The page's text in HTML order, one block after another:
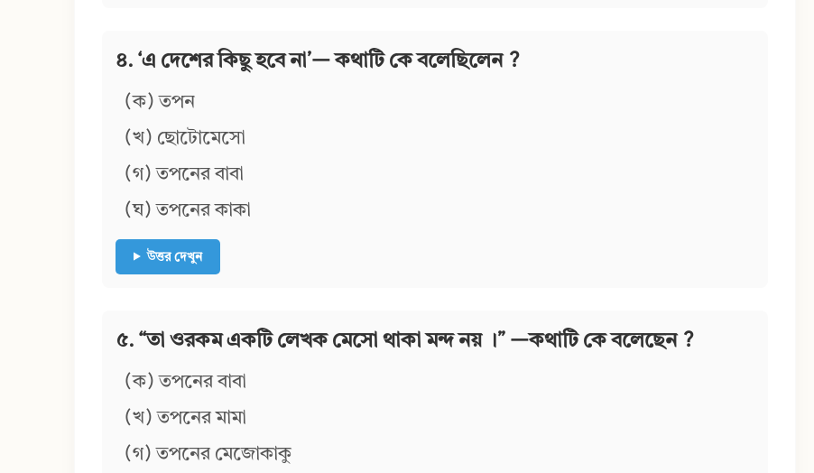
৪. ‘এ দেশের কিছু হবে না’— কথাটি কে বলেছিলেন ?
(ক) তপন
(খ) ছোটোমেসো
(গ) তপনের বাবা
(ঘ) তপনের কাকা
উত্তর দেখুন
৫. “তা ওরকম একটি লেখক মেসো থাকা মন্দ নয় ।” —কথাটি কে বলেছেন ?
(ক) তপনের বাবা
(খ) তপনের মামা
(গ) তপনের মেজোকাকু